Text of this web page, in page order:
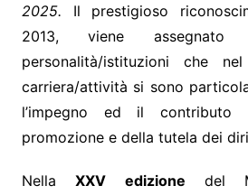
2025. Il prestigioso
2013, viene
personalità/istituzioni che
carriera/attività si sono
l’impegno ed il contributo
promozione e della tutela dei
NellaXXV edizione del